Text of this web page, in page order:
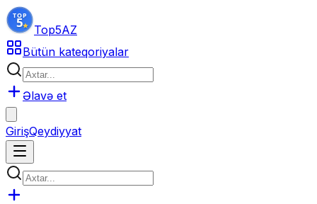
Top5AZ
Bütün kateqoriyalar
Əlavə et
GirişQeydiyyat